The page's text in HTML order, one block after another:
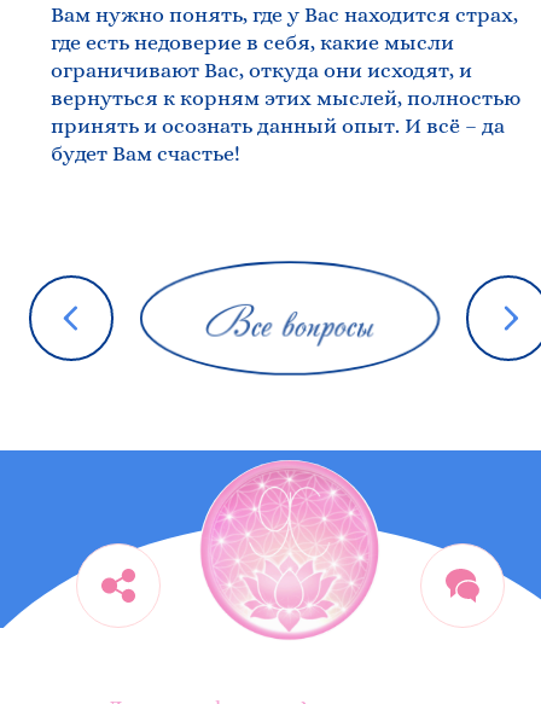
Вам нужно понять, где у Вас находится страх,
где есть недоверие в себя, какие мысли
ограничивают Вас, откуда они исходят, и
вернуться к корням этих мыслей, полностью
принять и осознать данный опыт. И всё – да
будет Вам счастье!
Все вопросы